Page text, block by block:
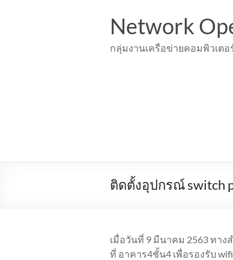
Network
กลุ่มงานเครือข่ายคอมพิวเตอ
ติดตั้งอุปกรณ์ switch
เมื่อวันที่ 9 มีนาคม 2563 ทาง
ที่ อาคาร4ชั้น4 เพื่อรองรับ